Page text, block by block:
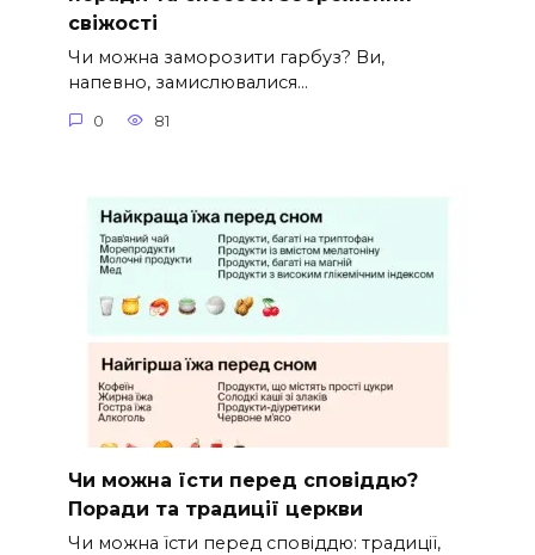
свіжості
Чи можна заморозити гарбуз? Ви,
напевно, замислювалися…
0 81
Чи можна їсти перед сповіддю?
Поради та традиції церкви
Чи можна їсти перед сповіддю: традиції,